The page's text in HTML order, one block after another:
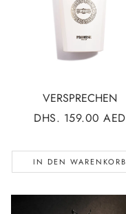
VERSPRECHEN
NORMALER
DHS. 159.00 AED
IN DEN WARENKORB